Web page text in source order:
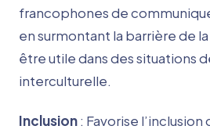
francophones de
en surmontant la barrière de
être utile dans des situations
interculturelle.
Inclusion: Favorise